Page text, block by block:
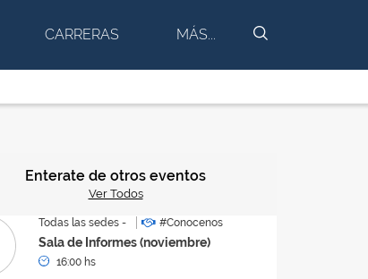
CARRERAS MÁS... BUSCAR
Enterate de otros eventos
Ver Todos
Todas las sedes - #Conocenos
Sala de Informes (noviembre)
16:00 hs